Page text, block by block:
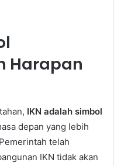
Harapan
IKN adalah simbol
depan yang lebih
telah
IKN tidak akan